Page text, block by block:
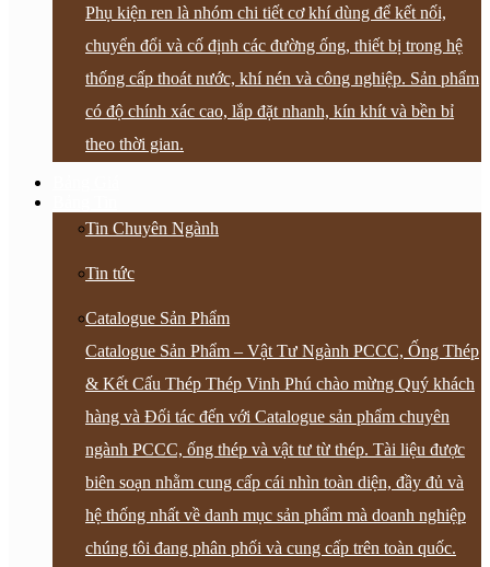
Phụ kiện ren là nhóm chi tiết cơ khí dùng để kết nối,
chuyển đổi và cố định các đường ống, thiết bị trong hệ
thống cấp thoát nước, khí nén và công nghiệp. Sản phẩm
có độ chính xác cao, lắp đặt nhanh, kín khít và bền bỉ
theo thời gian.
Tin Chuyên Ngành
Tin tức
Catalogue Sản Phẩm
Catalogue Sản Phẩm – Vật Tư Ngành PCCC, Ống Thép
& Kết Cấu Thép Thép Vinh Phú chào mừng Quý khách
hàng và Đối tác đến với Catalogue sản phẩm chuyên
ngành PCCC, ống thép và vật tư từ thép. Tài liệu được
biên soạn nhằm cung cấp cái nhìn toàn diện, đầy đủ và
hệ thống nhất về danh mục sản phẩm mà doanh nghiệp
chúng tôi đang phân phối và cung cấp trên toàn quốc.